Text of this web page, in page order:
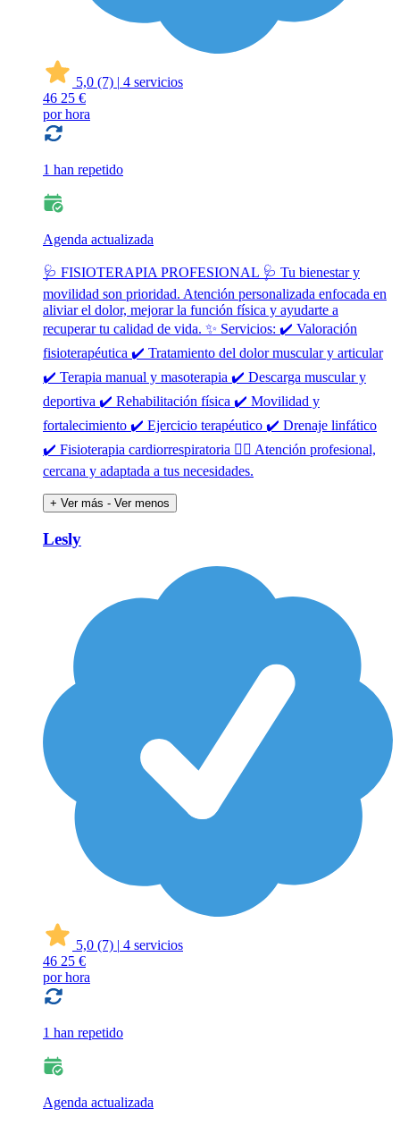
5,0 (7) | 4 servicios
46 25 €
por hora
1 han repetido
Agenda actualizada
🩺 FISIOTERAPIA PROFESIONAL 🩺 Tu bienestar y
movilidad son prioridad. Atención personalizada enfocada en
aliviar el dolor, mejorar la función física y ayudarte a
recuperar tu calidad de vida. ✨ Servicios: ✔️ Valoración
fisioterapéutica ✔️ Tratamiento del dolor muscular y articular
✔️ Terapia manual y masoterapia ✔️ Descarga muscular y
deportiva ✔️ Rehabilitación física ✔️ Movilidad y
fortalecimiento ✔️ Ejercicio terapéutico ✔️ Drenaje linfático
✔️ Fisioterapia cardiorrespiratoria 👩‍⚕️ Atención profesional,
cercana y adaptada a tus necesidades.
+ Ver más - Ver menos
Lesly
5,0 (7) | 4 servicios
46 25 €
por hora
1 han repetido
Agenda actualizada